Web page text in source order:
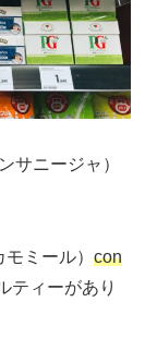
サニージャ）
ミール） con
ティーがあり